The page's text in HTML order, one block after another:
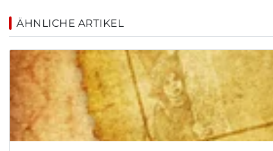
ÄHNLICHE ARTIKEL